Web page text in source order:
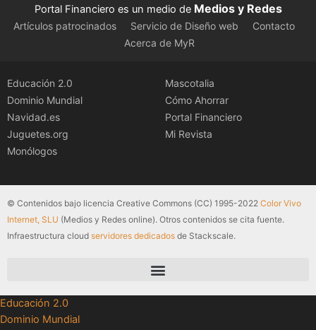
Portal Financiero es un medio de Medios y Redes
Artículos patrocinados Servicio de Diseño web
Contacto
Acerca de MyR
Educación 2.0
Dominio Mundial
Navidad.es
Juguetes.org
Monólogos
Mascotalia
Cómo Ahorrar
Portal Financiero
Mi Revista
© Contenidos bajo licencia Creative Commons (CC) 1995-2022 Color Vivo
Internet, SLU (Medios y Redes online). Otros contenidos se cita fuente.
Infraestructura cloud servidores dedicados de Stackscale.
Educación 2.0
Dominio Mundial